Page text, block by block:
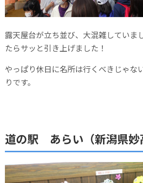
露天屋台が立ち並び、大混雑していま
たらサッと引き上げました！
やっぱり休日に名所は行くべきじゃ
りです。
道の駅 あらい（新潟県妙